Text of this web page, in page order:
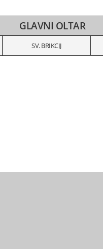
GLAVNI OLTAR
SV. BRIKCIJ